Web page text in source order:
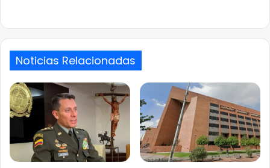
Noticias Relacionadas